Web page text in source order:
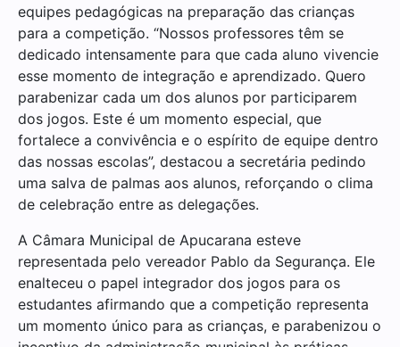
equipes pedagógicas na preparação das crianças
para a competição. “Nossos professores têm se
dedicado intensamente para que cada aluno vivencie
esse momento de integração e aprendizado. Quero
parabenizar cada um dos alunos por participarem
dos jogos. Este é um momento especial, que
fortalece a convivência e o espírito de equipe dentro
das nossas escolas”, destacou a secretária pedindo
uma salva de palmas aos alunos, reforçando o clima
de celebração entre as delegações.
A Câmara Municipal de Apucarana esteve
representada pelo vereador Pablo da Segurança. Ele
enalteceu o papel integrador dos jogos para os
estudantes afirmando que a competição representa
um momento único para as crianças, e parabenizou o